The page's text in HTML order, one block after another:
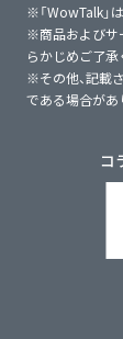
ガス圧接
A）とし
AI検
ガス圧
タイム
※「WowTalk」
※商品およびサ
らかじめご了承
※その他、記載
である場合があ
コ